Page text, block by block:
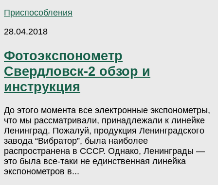
Приспособления
28.04.2018
Фотоэкспонометр
Свердловск-2 обзор и
инструкция
До этого момента все электронные экспонометры,
что мы рассматривали, принадлежали к линейке
Ленинград. Пожалуй, продукция Ленинградского
завода “Вибратор”, была наиболее
распространена в СССР. Однако, Ленинграды —
это была все-таки не единственная линейка
экспонометров в...